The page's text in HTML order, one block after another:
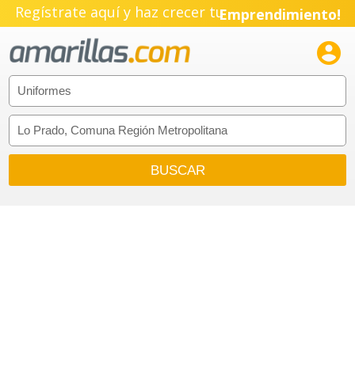
Regístrate aquí y haz crecer tuEmprendimiento!
